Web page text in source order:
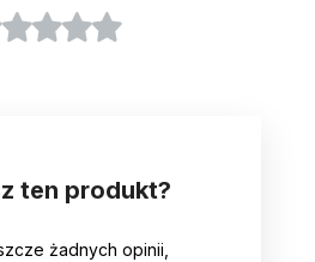
ten produkt?
żadnych opinii,